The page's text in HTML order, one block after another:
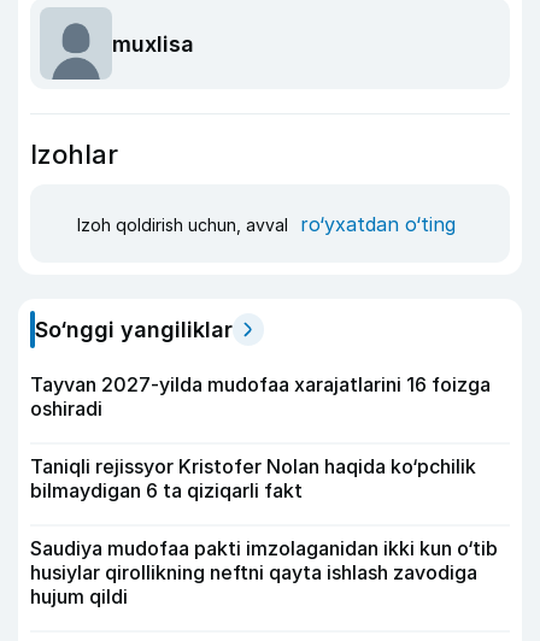
muxlisa
Izohlar
Izoh qoldirish uchun, avval ro‘yxatdan o‘ting
So‘nggi yangiliklar
Tayvan 2027-yilda mudofaa xarajatlarini 16 foizga
oshiradi
Taniqli rejissyor Kristofer Nolan haqida ko‘pchilik
bilmaydigan 6 ta qiziqarli fakt
Saudiya mudofaa pakti imzolaganidan ikki kun o‘tib
husiylar qirollikning neftni qayta ishlash zavodiga
hujum qildi